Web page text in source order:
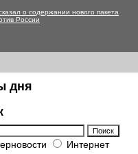
о содержании нового пакета
России
дня
Интернет